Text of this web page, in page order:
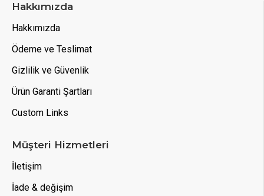
Hakkımızda
Hakkımızda
Ödeme ve Teslimat
Gizlilik ve Güvenlik
Ürün Garanti Şartları
Custom Links
Müşteri Hizmetleri
İletişim
İade & değişim